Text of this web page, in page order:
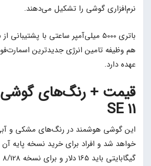
نرم‌افزاری گوشی را تشکیل می‌دهند.
هم وظیفه تامین انرژی جدیدترین
عهده دارد.
قیمت + رنگ‌های
11 SE
این گوشی هوشمند در رنگ‌های مشکی و آبی